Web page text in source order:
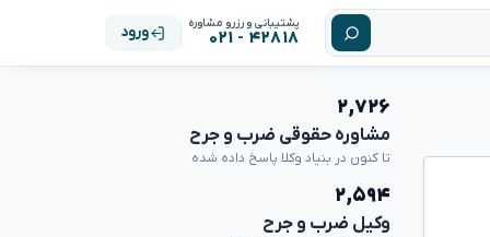
پشتیبانی و رزرو مشاوره
۴۲۸۱۸ - ۰۲۱ ورود
۲,۷۲۶
مشاوره حقوقی ضرب و جرح
تا کنون در بنیاد وکلا پاسخ داده شده
۲,۵۹۴
وکیل ضرب و جرح